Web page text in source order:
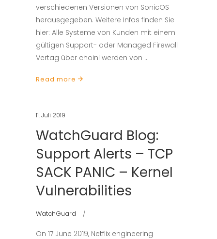
verschiedenen Versionen von SonicOS
herausgegeben. Weitere Infos finden Sie
hier: Alle Systeme von Kunden mit einem
gültigen Support- oder Managed Firewall
Vertag über choin! werden von
Read more
11. Juli 2019
WatchGuard Blog:
Support Alerts – TCP
SACK PANIC – Kernel
Vulnerabilities
WatchGuard
On 17 June 2019, Netflix engineering